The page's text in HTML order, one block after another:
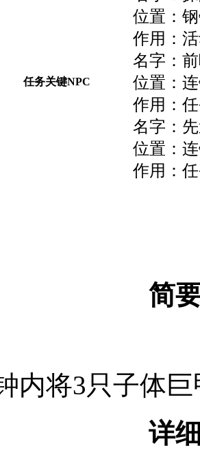
任务关键NPC
位置：
作用：
名字：
位置：
作用：
名字：
位置：
作用：
简
将3只子体巨
详